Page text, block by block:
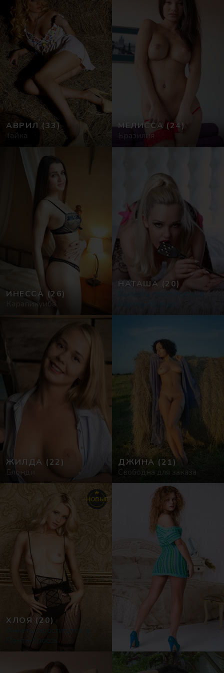
АВРИЛ (33)
Тайка
МЕЛИССА (24)
Бразилия
ИНЕССА (26)
Карапикуиба
НАТАША (20)
Вызвать проститутку в
ЖИЛДА (22)
Блонди
ДЖИНА (21)
Свободна для заказа
ХЛОЯ (20)
Анкеты проституток в
Понта-Гросса
НОВЫЕ